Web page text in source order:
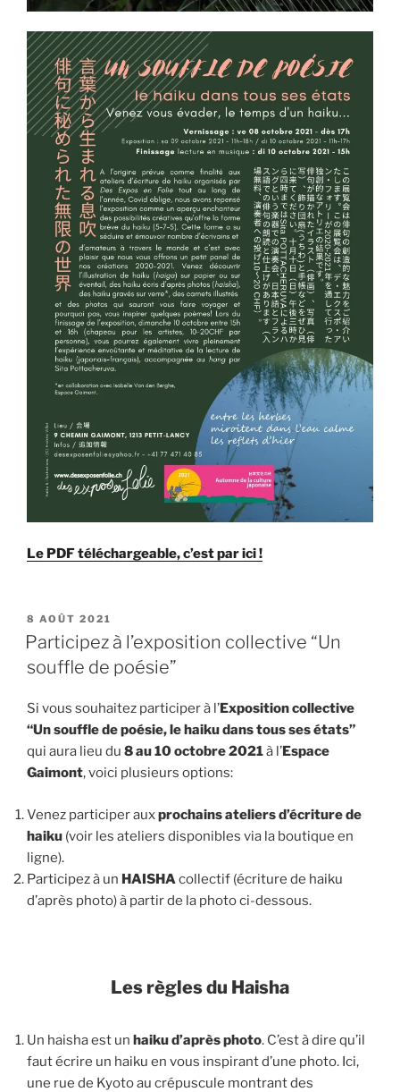
Le PDF téléchargeable, c’est par ici !
PUBLIÉ
LE
8 AOÛT 2021
Participez à l’exposition collective “Un
souffle de poésie”
Si vous souhaitez participer à l’Exposition collective
“Un souffle de poésie, le haiku dans tous ses états”
qui aura lieu du 8 au 10 octobre 2021à l’Espace
Gaimont, voici plusieurs options:
Venez participer auxprochains ateliers d’écriture de
haiku (voir les ateliers disponibles via la boutique en
ligne).
Participez à un HAISHA collectif (écriture de haiku
d’après photo) à partir de la photo ci-dessous.
Les règles du Haisha
Un haisha est un haiku d’après photo. C’est à dire qu’il
faut écrire un haiku en vous inspirant d’une photo. Ici,
une rue de Kyoto au crépuscule montrant des